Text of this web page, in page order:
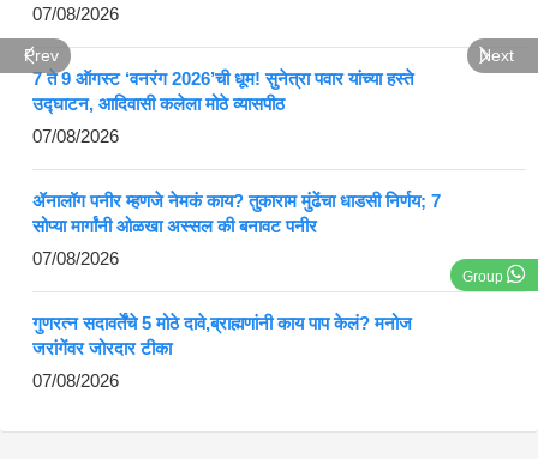
Group
Prev Next
07/08/2026
7 ते 9 ऑगस्ट ‘वनरंग 2026’ची धूम! सुनेत्रा पवार यांच्या हस्ते
उद्घाटन, आदिवासी कलेला मोठे व्यासपीठ
07/08/2026
ॲनालॉग पनीर म्हणजे नेमकं काय? तुकाराम मुंढेंचा धाडसी निर्णय; 7
सोप्या मार्गांनी ओळखा अस्सल की बनावट पनीर
07/08/2026
गुणरत्न सदावर्तेंचे 5 मोठे दावे,ब्राह्मणांनी काय पाप केलं? मनोज
जरांगेंवर जोरदार टीका
07/08/2026